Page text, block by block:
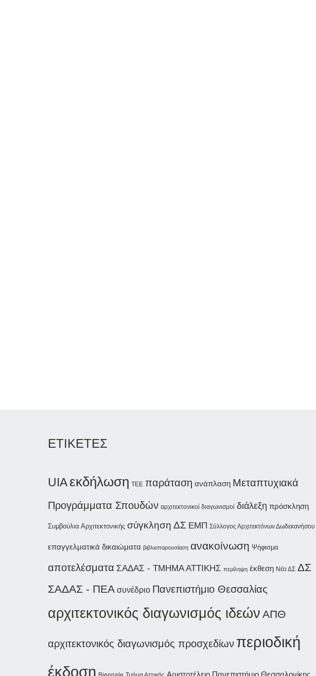
ΕΤΙΚΕΤΕΣ
UIA εκδήλωση ΤΕΕ παράταση ανάπλαση Μεταπτυχιακά
Προγράμματα Σπουδών αρχιτεκτονικοί διαγωνισμοί διάλεξη πρόσκληση
Συμβούλια Αρχιτεκτονικής σύγκληση ΔΣ ΕΜΠ Σύλλογος Αρχιτεκτόνων Δωδεκανήσου
επαγγελματικά δικαιώματα βιβλιοπαρουσίαση ανακοίνωση Ψήφισμα
αποτελέσματα ΣΑΔΑΣ - ΤΜΗΜΑ ΑΤΤΙΚΗΣ περίληψη έκθεση Νέο ΔΣ ΔΣ
ΣΑΔΑΣ - ΠΕΑ συνέδριο Πανεπιστήμιο Θεσσαλίας
αρχιτεκτονικός διαγωνισμός ιδεών ΑΠΘ
αρχιτεκτονικός διαγωνισμός προσχεδίων περιοδική
έκδοση